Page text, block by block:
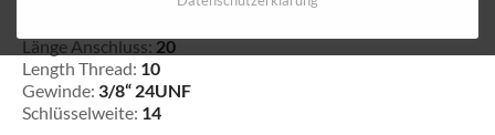
Länge Anschluss: 20
Length Thread: 10
Gewinde: 3/8“ 24UNF
Schlüsselweite: 14